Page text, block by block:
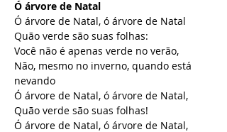
Ó árvore de Natal
Ó árvore de Natal, ó árvore de Natal
Quão verde são suas folhas:
Você não é apenas verde no verão,
Não, mesmo no inverno, quando está
nevando
Ó árvore de Natal, ó árvore de Natal,
Quão verde são suas folhas!
Ó árvore de Natal, ó árvore de Natal,